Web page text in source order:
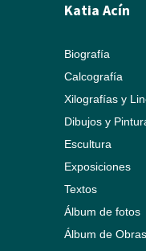
Katia Acín
Biografía
Calcografía
Xilografías y
Dibujos y
Escultura
Exposiciones
Textos
Álbum de fotos
Álbum de Obras